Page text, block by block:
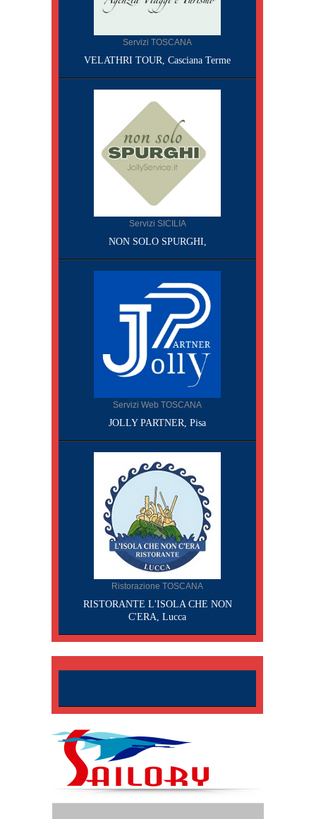
Servizi TOSCANA
VELATHRI TOUR, Casciana Terme
Servizi SICILIA
NON SOLO SPURGHI,
Servizi Web TOSCANA
JOLLY PARTNER, Pisa
Ristorazione TOSCANA
RISTORANTE L'ISOLA CHE NON
C'ERA, Lucca